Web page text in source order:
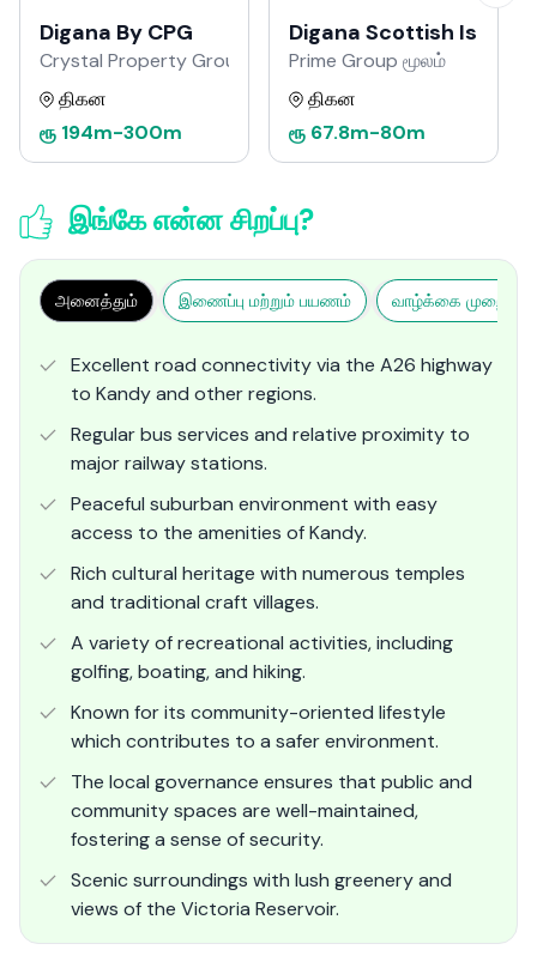
Digana By CPG
Crystal Property Group மூலம்
திகன
ரூ 194m-300m
Digana Scottish Island
Prime Group மூலம்
திகன
ரூ 67.8m-80m
இங்கே என்ன சிறப்பு?
அனைத்தும் இணைப்பு மற்றும் பயணம் வாழ்க்கை முறை
Excellent road connectivity via the A26 highway
to Kandy and other regions.
Regular bus services and relative proximity to
major railway stations.
Peaceful suburban environment with easy
access to the amenities of Kandy.
Rich cultural heritage with numerous temples
and traditional craft villages.
A variety of recreational activities, including
golfing, boating, and hiking.
Known for its community-oriented lifestyle
which contributes to a safer environment.
The local governance ensures that public and
community spaces are well-maintained,
fostering a sense of security.
Scenic surroundings with lush greenery and
views of the Victoria Reservoir.